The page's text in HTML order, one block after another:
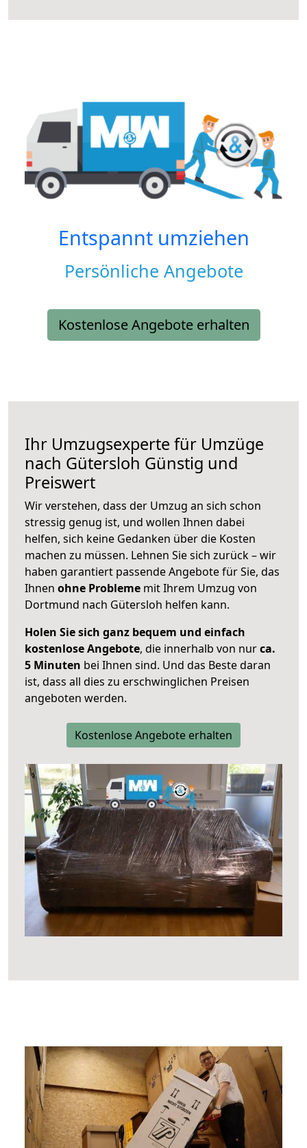
Entspannt umziehen
Persönliche Angebote
Kostenlose Angebote erhalten
Ihr Umzugsexperte für Umzüge
nach Gütersloh Günstig und
Preiswert
Wir verstehen, dass der Umzug an sich schon
stressig genug ist, und wollen Ihnen dabei
helfen, sich keine Gedanken über die Kosten
machen zu müssen. Lehnen Sie sich zurück – wir
haben garantiert passende Angebote für Sie, das
Ihnen ohne Probleme mit Ihrem Umzug von
Dortmund nach Gütersloh helfen kann.
Holen Sie sich ganz bequem und einfach
kostenlose Angebote, die innerhalb von nurca.
5 Minuten bei Ihnen sind. Und das Beste daran
ist, dass all dies zu erschwinglichen Preisen
angeboten werden.
Kostenlose Angebote erhalten